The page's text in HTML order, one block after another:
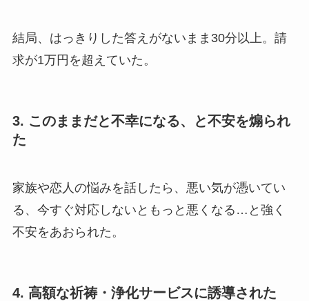
結局、はっきりした答えがないまま30分以上。請
求が1万円を超えていた。
3. このままだと不幸になる、と不安を煽られ
た
家族や恋人の悩みを話したら、悪い気が憑いてい
る、今すぐ対応しないともっと悪くなる…と強く
不安をあおられた。
4. 高額な祈祷・浄化サービスに誘導された